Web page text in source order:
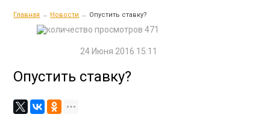
Главная → Новости → Опустить ставку?
471
24 Июня 2016 15:11
Опустить ставку?